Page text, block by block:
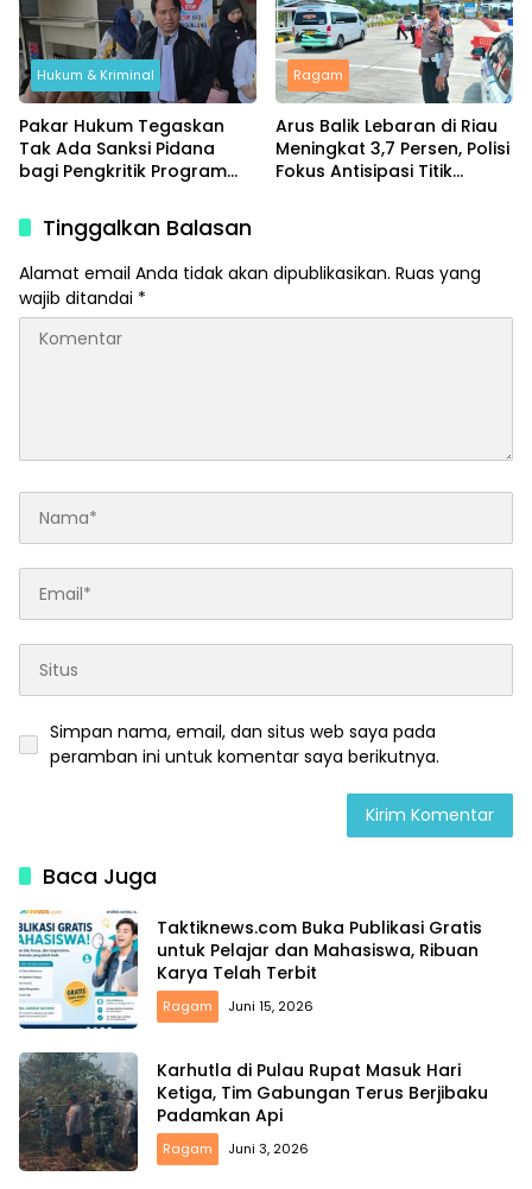
Hukum & Kriminal
Pakar Hukum Tegaskan
Tak Ada Sanksi Pidana
bagi Pengkritik Program
Ragam
Arus Balik Lebaran di Riau
Meningkat 3,7 Persen, Polisi
Fokus Antisipasi Titik
Tinggalkan Balasan
Alamat email Anda tidak akan dipublikasikan. Ruas yang
wajib ditandai *
Simpan nama, email, dan situs web saya pada
peramban ini untuk komentar saya berikutnya.
Baca Juga
Taktiknews.com Buka Publikasi Gratis
untuk Pelajar dan Mahasiswa, Ribuan
Karya Telah Terbit
Ragam Juni 15, 2026
Karhutla di Pulau Rupat Masuk Hari
Ketiga, Tim Gabungan Terus Berjibaku
Padamkan Api
Ragam Juni 3, 2026